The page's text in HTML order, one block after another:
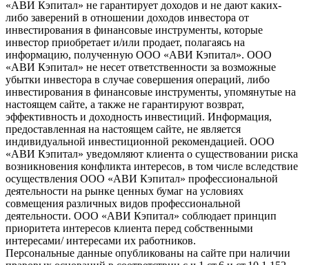
«АВИ Кэпитал» не гарантирует доходов и не дают каких-
либо заверений в отношении доходов инвестора от
инвестирования в финансовые инструменты, которые
инвестор приобретает и/или продает, полагаясь на
информацию, полученную ООО «АВИ Кэпитал». ООО
«АВИ Кэпитал» не несет ответственности за возможные
убытки инвестора в случае совершения операций, либо
инвестирования в финансовые инструменты, упомянутые на
настоящем сайте, а также не гарантируют возврат,
эффективность и доходность инвестиций. Информация,
предоставленная на настоящем сайте, не является
индивидуальной инвестиционной рекомендацией. ООО
«АВИ Кэпитал» уведомляют клиента о существовании риска
возникновения конфликта интересов, в том числе вследствие
осуществления ООО «АВИ Кэпитал» профессиональной
деятельности на рынке ценных бумаг на условиях
совмещения различных видов профессиональной
деятельности. ООО «АВИ Кэпитал» соблюдает принцип
приоритета интересов клиента перед собственными
интересами/ интересами их работников.
Персональные данные опубликованы на сайте при наличии